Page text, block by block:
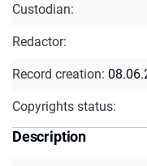
Custodian:
Redactor:
Record creation:
Copyrights status:
Description